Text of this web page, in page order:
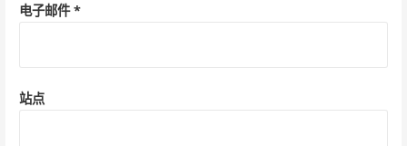
电子邮件*
站点